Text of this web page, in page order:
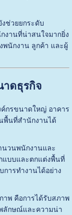
ช่วยยกระดับ
งานที่น่าสนใจมากยิ่ง
พนักงาน ลูกค้า และผู้
ดธุรกิจ
ค์กรขนาดใหญ่ อาคาร
พื้นที่สำนักงานได้
นวนพนักงานและ
แบบและตกแต่งพื้นที่
ารทำงานได้อย่าง
พ คือการได้รับสภาพ
ลักษณ์และความน่า